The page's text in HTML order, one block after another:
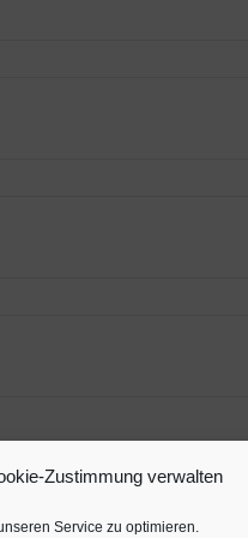
Zustimmung verwalten
Service zu optimieren.